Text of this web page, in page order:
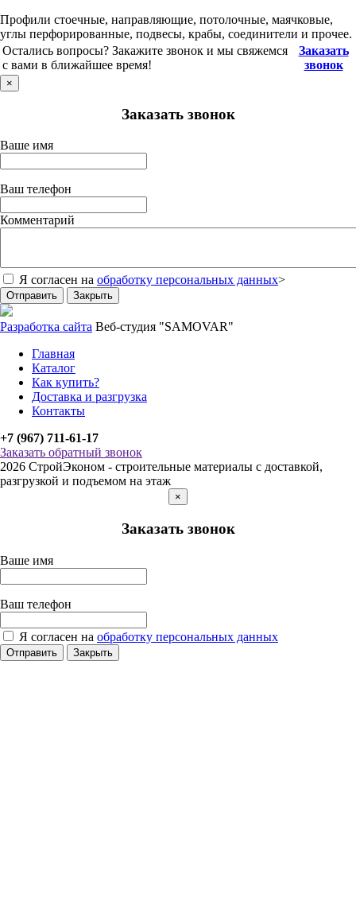
Профили стоечные, направляющие, потолочные, маячковые,
углы перфорированные, подвесы, крабы, соединители и прочее.
Остались вопросы? Закажите звонок и мы свяжемся
с вами в ближайшее время!
Заказать
звонок
×
Заказать звонок
Ваше имя
Ваш телефон
Комментарий
Я согласен на обработку персональных данных>
Отправить Закрыть
Разработка сайта Веб-студия "SAMOVAR"
Главная
Каталог
Как купить?
Доставка и разгрузка
Контакты
+7 (967) 711-61-17
Заказать обратный звонок
2026 СтройЭконом - строительные материалы с доставкой,
разгрузкой и подъемом на этаж
×
Заказать звонок
Ваше имя
Ваш телефон
Я согласен на обработку персональных данных
Отправить Закрыть